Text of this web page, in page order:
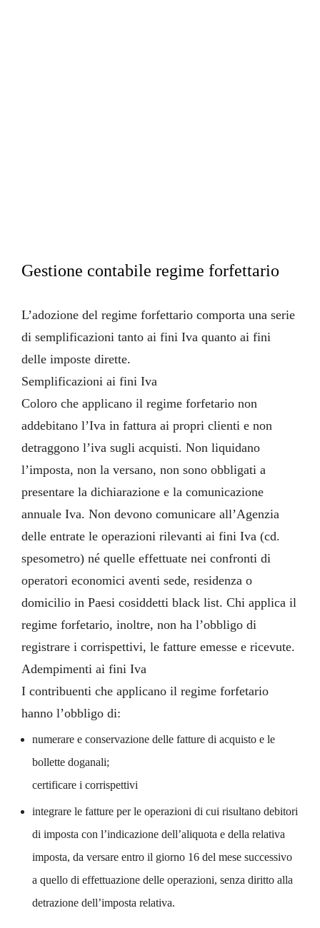
Gestione contabile regime forfettario
L’adozione del regime forfettario comporta una serie
di semplificazioni tanto ai fini Iva quanto ai fini
delle imposte dirette.
Semplificazioni ai fini Iva
Coloro che applicano il regime forfetario non
addebitano l’Iva in fattura ai propri clienti e non
detraggono l’iva sugli acquisti. Non liquidano
l’imposta, non la versano, non sono obbligati a
presentare la dichiarazione e la comunicazione
annuale Iva. Non devono comunicare all’Agenzia
delle entrate le operazioni rilevanti ai fini Iva (cd.
spesometro) né quelle effettuate nei confronti di
operatori economici aventi sede, residenza o
domicilio in Paesi cosiddetti black list. Chi applica il
regime forfetario, inoltre, non ha l’obbligo di
registrare i corrispettivi, le fatture emesse e ricevute.
Adempimenti ai fini Iva
I contribuenti che applicano il regime forfetario
hanno l’obbligo di:
numerare e conservazione delle fatture di acquisto e le
bollette doganali;
certificare i corrispettivi
integrare le fatture per le operazioni di cui risultano debitori
di imposta con l’indicazione dell’aliquota e della relativa
imposta, da versare entro il giorno 16 del mese successivo
a quello di effettuazione delle operazioni, senza diritto alla
detrazione dell’imposta relativa.